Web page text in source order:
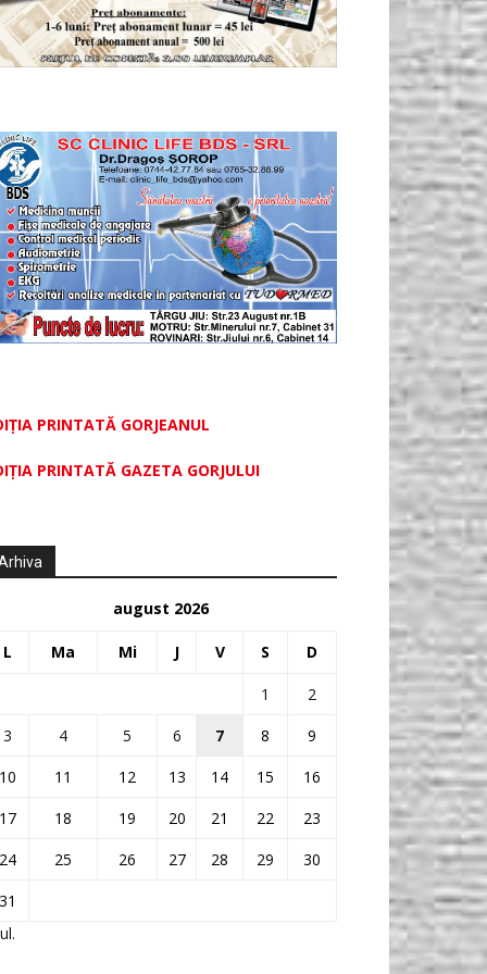
PRINTATĂ GORJEANUL
PRINTATĂ GAZETA GORJULUI
august 2026
L Ma Mi J V S D
1
2
3
4 5 6 7 8
9
11 12 13 14 15
16
18 19 20 21 22
23
25 26 27 28 29
30